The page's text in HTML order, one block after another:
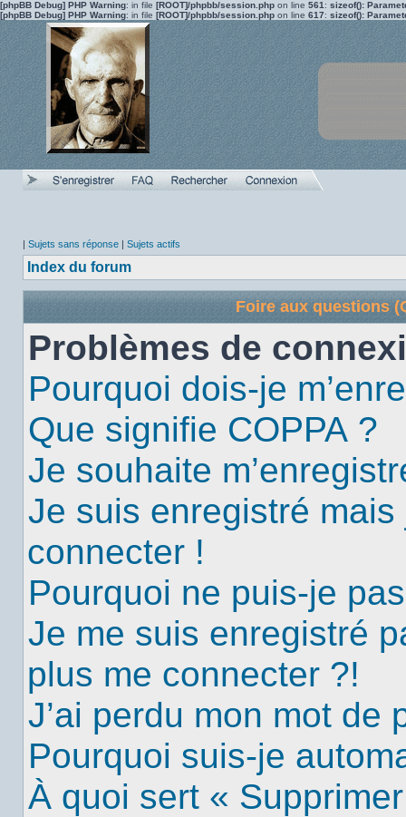
[phpBB Debug] PHP Warning: in file [ROOT]/phpbb/session.php on line 561 : sizeof():
[phpBB Debug] PHP Warning: in file [ROOT]/phpbb/session.php on line 617: sizeof():
| Sujets sans réponse | Sujets actifs
Index du forum
Foire aux questions
Problèmes de
Pourquoi dois-je
Que signifie COPPA ?
Je souhaite
Je suis enregistré
connecter !
Pourquoi ne puis-je
Je me suis enregistré
plus me connecter ?!
J’ai perdu mon mot de
Pourquoi suis-je
À quoi sert «